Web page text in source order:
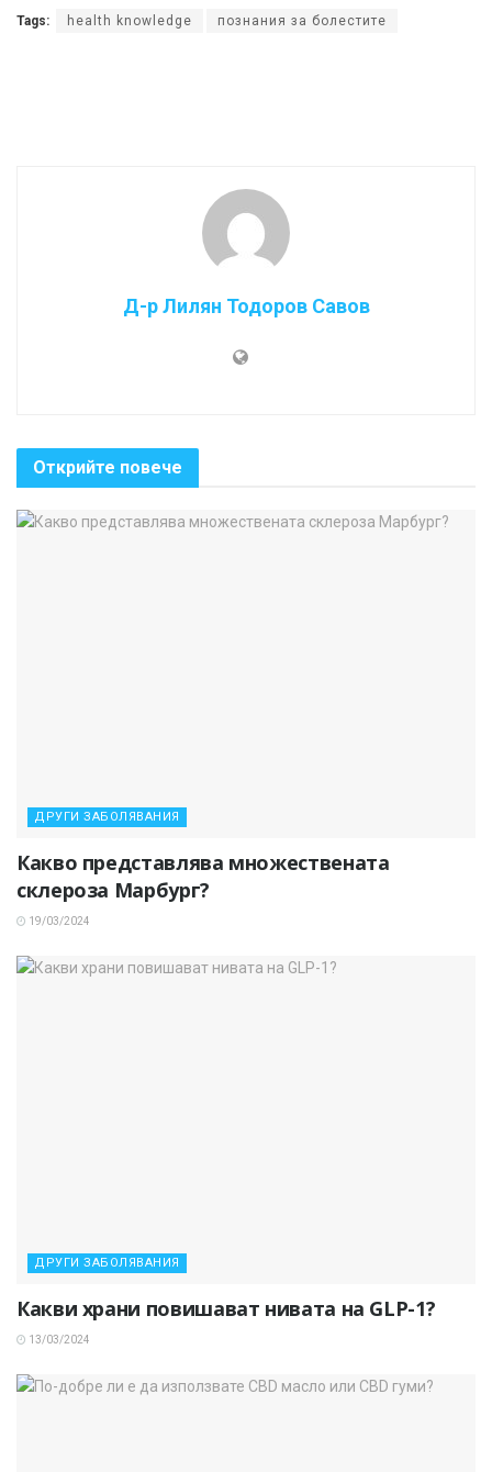
Tags: health knowledge познания за болестите
Д-р Лилян Тодоров Савов
Открийте повече
ДРУГИ ЗАБОЛЯВАНИЯ
Какво представлява множествената
склероза Марбург?
19/03/2024
ДРУГИ ЗАБОЛЯВАНИЯ
Какви храни повишават нивата на GLP-1?
13/03/2024